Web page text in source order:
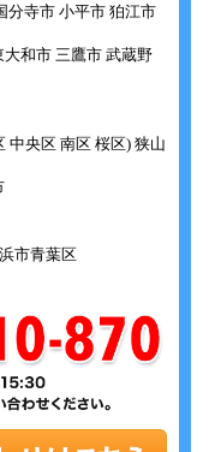
分寺市 小平市 狛江市
和市 三鷹市 武蔵野
中央区 南区 桜区) 狭山
市青葉区